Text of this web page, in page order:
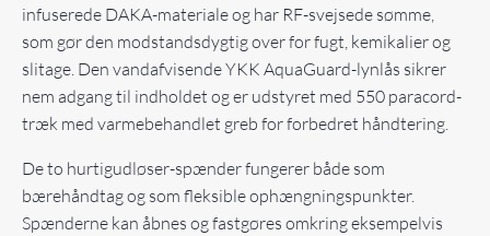
infuserede DAKA-materiale og har RF-svejsede sømme,
som gør den modstandsdygtig over for fugt, kemikalier og
slitage. Den vandafvisende YKK AquaGuard-lynlås sikrer
nem adgang til indholdet og er udstyret med 550 paracord-
træk med varmebehandlet greb for forbedret håndtering.
De to hurtigudløser-spænder fungerer både som
bærehåndtag og som fleksible ophængningspunkter.
Spænderne kan åbnes og fastgøres omkring eksempelvis